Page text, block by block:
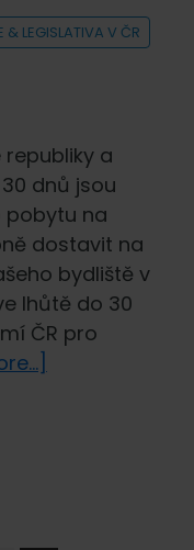
LEGISLATIVA V ČR
republiky a
dnů jsou
pobytu na
dostavit na
bydliště v
lhůtě do 30
ČR pro